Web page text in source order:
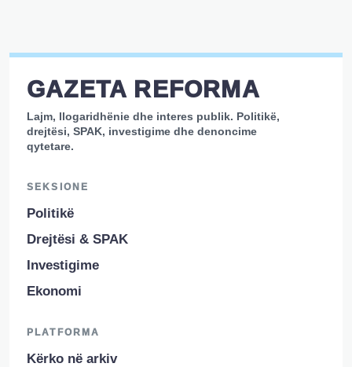
GAZETA REFORMA
Lajm, llogaridhënie dhe interes publik. Politikë,
drejtësi, SPAK, investigime dhe denoncime
qytetare.
SEKSIONE
Politikë
Drejtësi & SPAK
Investigime
Ekonomi
PLATFORMA
Kërko në arkiv